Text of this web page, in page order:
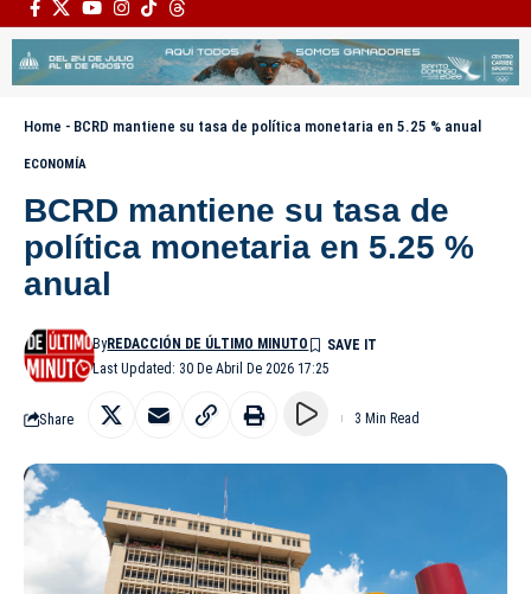
Home - BCRD mantiene su tasa de política monetaria en 5.25 % anual
ECONOMÍA
BCRD mantiene su tasa de
política monetaria en 5.25 %
anual
Last Updated: 30 De Abril De 2026 17:25
ByREDACCIÓN DE ÚLTIMO MINUTO
Share 3 Min Read